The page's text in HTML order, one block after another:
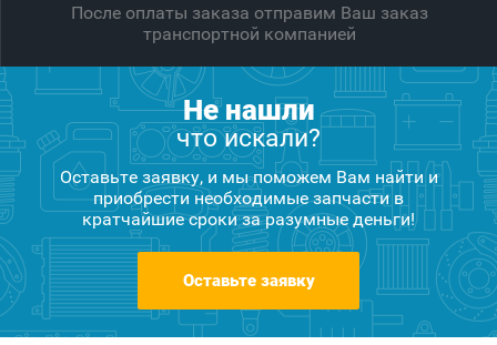
После оплаты заказа отправим Ваш заказ
транспортной компанией
Не нашли
что искали?
Оставьте заявку, и мы поможем Вам найти и
приобрести необходимые запчасти в
кратчайшие сроки за разумные деньги!
Оставьте заявку